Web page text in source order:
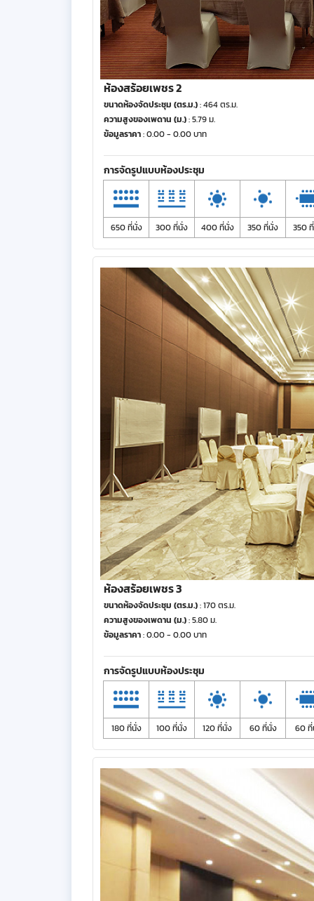
ห้องสร้อยเพชร 2
ขนาดห้องจัดประชุม (ตร.ม.): 464 ตร.ม.
ความสูงของเพดาน (ม.): 5.79 ม.
ข้อมูลราคา: 0.00 - 0.00 บาท
การจัดรูปแบบห้องประชุม
650 ที่นั่ง 300 ที่นั่ง 400 ที่นั่ง 350 ที่นั่ง 350
ห้องสร้อยเพชร 3
ขนาดห้องจัดประชุม (ตร.ม.): 170 ตร.ม.
ความสูงของเพดาน (ม.): 5.80 ม.
ข้อมูลราคา: 0.00 - 0.00 บาท
การจัดรูปแบบห้องประชุม
180 ที่นั่ง 100 ที่นั่ง 120 ที่นั่ง 60 ที่นั่ง 60